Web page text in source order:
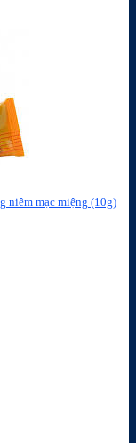
niêm mạc miệng (10g)